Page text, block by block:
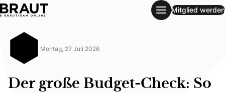
Der große Budget-Check: So könnt ihr bei eurer Hochzeit
Mitglied werden
Montag, 27 Juli 2026
Der große Budget-Check: So